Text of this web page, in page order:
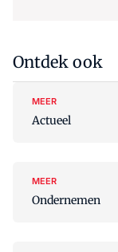
Ontdek ook
MEER
Actueel
MEER
Ondernemen